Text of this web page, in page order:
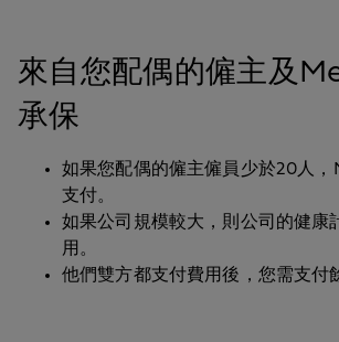
來自您配偶的僱主及
承保
如果您配偶的僱主僱員少於20人
支付。
如果公司規模較大，則公司的健康
用。
他們雙方都支付費用後，您需支付